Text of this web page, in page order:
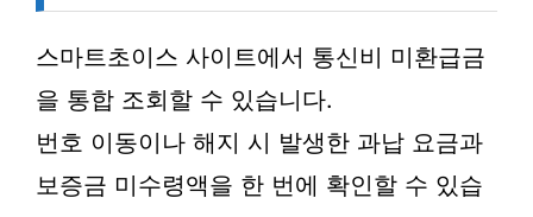
스마트초이스 사이트에서 통신비 미환급금
을 통합 조회할 수 있습니다.
번호 이동이나 해지 시 발생한 과납 요금과
보증금 미수령액을 한 번에 확인할 수 있습